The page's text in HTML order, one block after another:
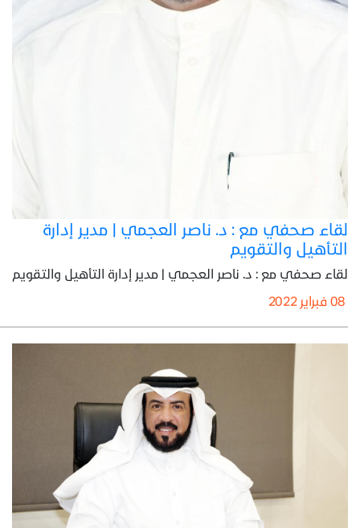
لقاء صحفي مع : د. ناصر العجمي | مدير إدارة
التأهيل والتقويم
لقاء صحفي مع : د. ناصر العجمي | مدير إدارة التأهيل والتقويم